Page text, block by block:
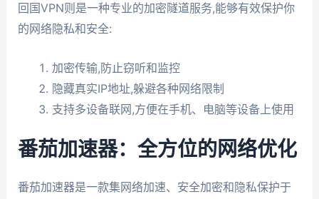
回国VPN则是一种专业的加密隧道服务,能够有效保护你
的网络隐私和安全:
加密传输,防止窃听和监控
隐藏真实IP地址,躲避各种网络限制
支持多设备联网,方便在手机、电脑等设备上使用
番茄加速器：全方位的网络优化
番茄加速器是一款集网络加速、安全加密和隐私保护于